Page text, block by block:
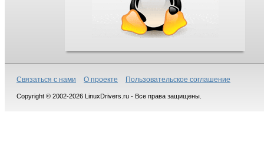
Связаться с нами О проекте Пользовательское соглашение
Copyright © 2002-2026 LinuxDrivers.ru - Все права защищены.